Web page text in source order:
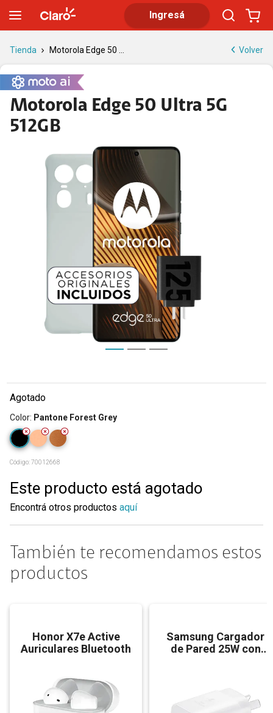
Ingresá
Tienda Motorola Edge 50 ... Volver
Motorola Edge 50 Ultra 5G
512GB
Agotado
Color: Pantone Forest Grey
Código:70012668
Este producto está agotado
Encontrá otros productos aquí
También te recomendamos estos
productos
Honor X7e Active
Auriculares Bluetooth
Samsung Cargador
de Pared 25W con
Motorola Edge 50 Ultra 5G 512GB | Tienda Claro